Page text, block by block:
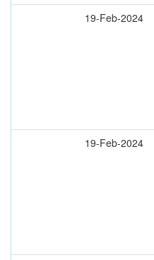
19-Feb-2024
19-Feb-2024